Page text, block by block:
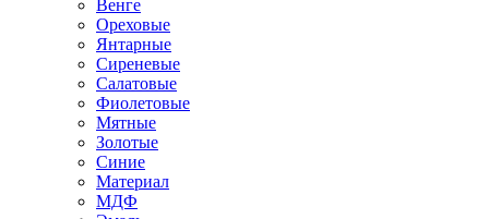
Венге
Ореховые
Янтарные
Сиреневые
Салатовые
Фиолетовые
Мятные
Золотые
Синие
Материал
МДФ